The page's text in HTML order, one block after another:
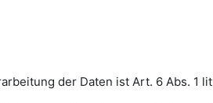
der Daten ist Art. 6 Abs. 1 lit.